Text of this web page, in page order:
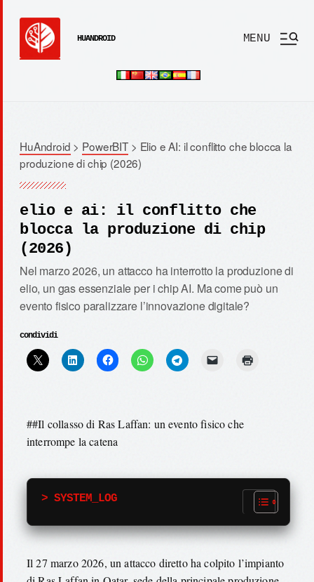
HUANDROID MENU
HuAndroid > PowerBIT> Elio e AI: il conflitto che blocca la
produzione di chip (2026)
elio e ai: il conflitto che
blocca la produzione di chip
(2026)
Nel marzo 2026, un attacco ha interrotto la produzione di
elio, un gas essenziale per i chip AI. Ma come può un
evento fisico paralizzare l’innovazione digitale?
condividi
##Il collasso di Ras Laffan: un evento fisico che
interrompe la catena
> SYSTEM_LOG
Il 27 marzo 2026, un attacco diretto ha colpito l’impianto